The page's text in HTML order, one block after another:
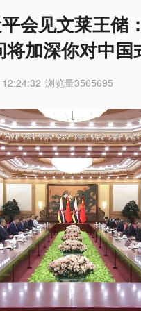
会见文莱王储
加深你对中
浏览量3565695